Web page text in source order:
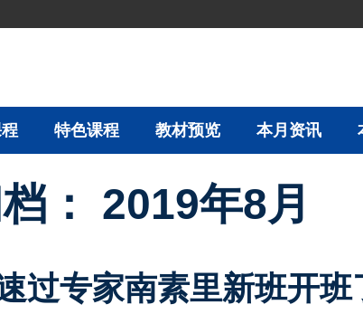
特色课程 教材预览 本月资讯
： 2019年8月
过专家南素里新班开班